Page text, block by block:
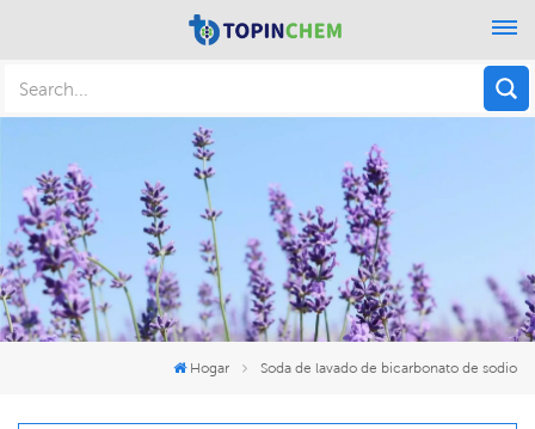
Hogar Soda de lavado de bicarbonato de sodio